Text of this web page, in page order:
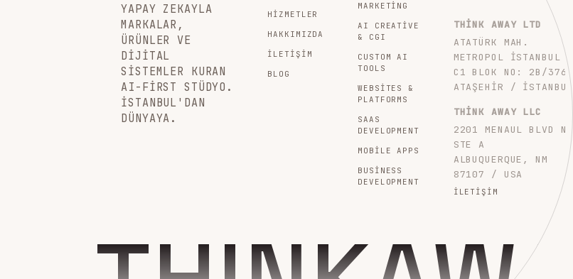
YAPAY ZEKAYLA
MARKALAR,
ÜRÜNLER VE
DIJITAL
SISTEMLER KURAN
AI-FIRST STÜDYO.
İSTANBUL'DAN
DÜNYAYA.
HIZMETLER
HAKKIMIZDA
İLETIŞIM
BLOG
MARKETING
AI CREATIVE
& CGI
CUSTOM AI
TOOLS
WEBSITES &
PLATFORMS
SAAS
DEVELOPMENT
MOBILE APPS
BUSINESS
DEVELOPMENT
THINK AWAY LTD
ATATÜRK MAH.
METROPOL İSTANBUL
C1 BLOK NO: 2B/376
ATAŞEHIR / İSTANBUL
THINK AWAY LLC
2201 MENAUL BLVD NE
STE A
ALBUQUERQUE, NM
87107 / USA
İLETIŞIM